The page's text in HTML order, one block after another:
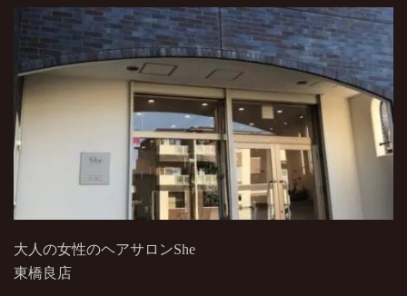
大人の女性のヘアサロンShe
東橋良店